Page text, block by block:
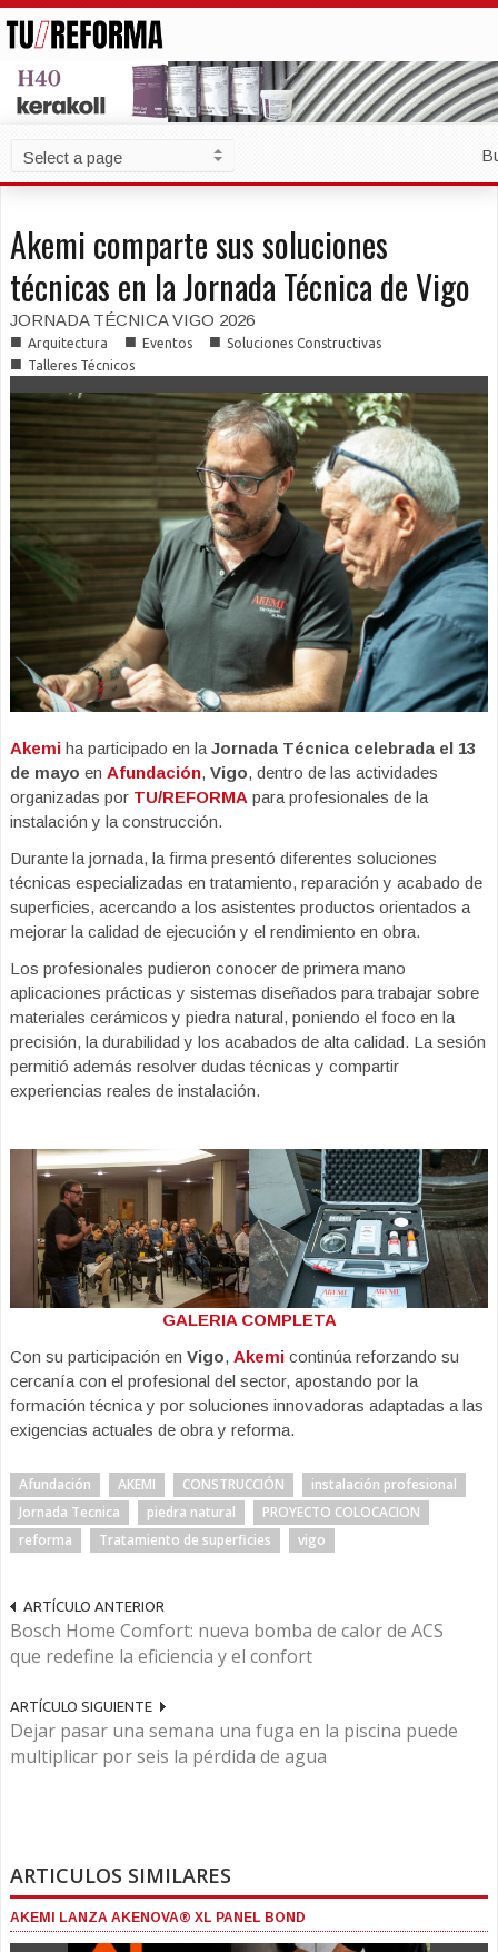
Akemi comparte sus soluciones
técnicas en la Jornada Técnica de Vigo
JORNADA TÉCNICA VIGO 2026
■ Arquitectura ■ Eventos ■ Soluciones Constructivas
■ Talleres Técnicos
Akemi ha participado en la Jornada Técnica celebrada el 13
de mayo en Afundación, Vigo, dentro de las actividades
organizadas por TU/REFORMA para profesionales de la
instalación y la construcción.
Durante la jornada, la firma presentó diferentes soluciones
técnicas especializadas en tratamiento, reparación y acabado de
superficies, acercando a los asistentes productos orientados a
mejorar la calidad de ejecución y el rendimiento en obra.
Los profesionales pudieron conocer de primera mano
aplicaciones prácticas y sistemas diseñados para trabajar sobre
materiales cerámicos y piedra natural, poniendo el foco en la
precisión, la durabilidad y los acabados de alta calidad. La sesión
permitió además resolver dudas técnicas y compartir
experiencias reales de instalación.
GALERIA COMPLETA
Con su participación en Vigo, Akemi continúa reforzando su
cercanía con el profesional del sector, apostando por la
formación técnica y por soluciones innovadoras adaptadas a las
exigencias actuales de obra y reforma.
Afundación AKEMI CONSTRUCCIÓN
instalación profesional
Jornada Tecnica
piedra natural
PROYECTO COLOCACION
reforma
Tratamiento de superficies vigo
ARTÍCULO ANTERIOR
Bosch Home Comfort: nueva bomba de calor de ACS
que redefine la eficiencia y el confort
ARTÍCULO SIGUIENTE
Dejar pasar una semana una fuga en la piscina puede
multiplicar por seis la pérdida de agua
ARTICULOS SIMILARES
AKEMI LANZA AKENOVA® XL PANEL BOND